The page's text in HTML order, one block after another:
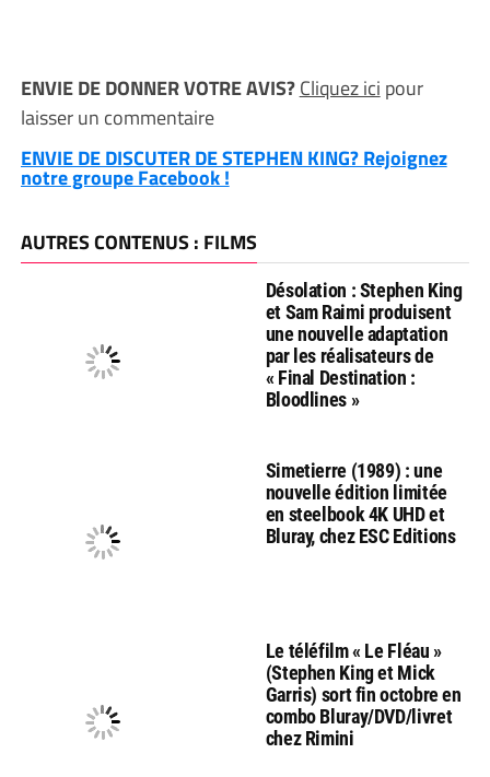
ENVIE DE DONNER VOTRE AVIS?Cliquez ici pour
laisser un commentaire
ENVIE DE DISCUTER DE STEPHEN KING? Rejoignez
notre groupe Facebook !
AUTRES CONTENUS : FILMS
Désolation : Stephen King
et Sam Raimi produisent
une nouvelle adaptation
par les réalisateurs de
« Final Destination :
Bloodlines »
Simetierre (1989) : une
nouvelle édition limitée
en steelbook 4K UHD et
Bluray, chez ESC Editions
Le téléfilm « Le Fléau »
(Stephen King et Mick
Garris) sort fin octobre en
combo Bluray/DVD/livret
chez Rimini